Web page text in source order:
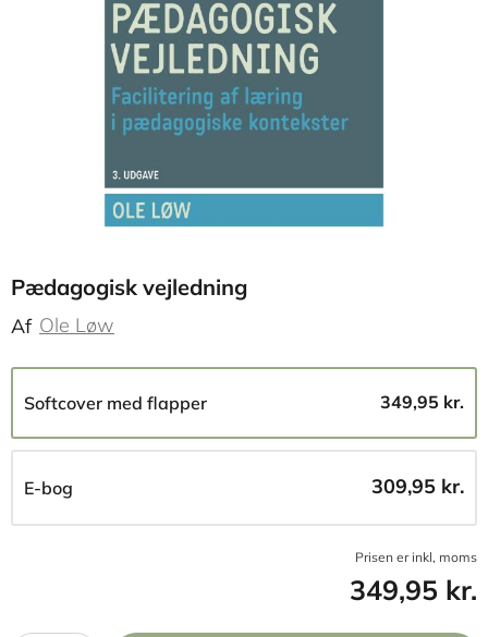
Pædagogisk vejledning
Af Ole Løw
Softcover med flapper 349,95 kr.
E-bog 309,95 kr.
Prisen er inkl, moms
349,95 kr.